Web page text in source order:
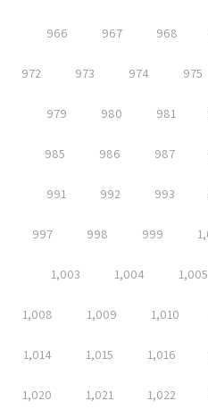
966 967 968
972 973 974 975
979 980 981
985 986 987
991 992 993
997 998 999
1,003 1,004 1,005
1,008 1,009 1,010
1,014 1,015 1,016
1,020 1,021 1,022